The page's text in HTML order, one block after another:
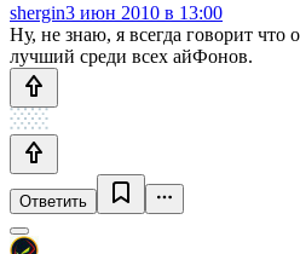
shergin3 июн 2010 в 13:00
Ну, не знаю, я всегда говорит
лучший среди всех айФонов.
Ответить